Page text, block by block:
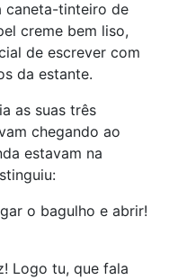
caneta-tinteiro de
creme bem liso,
de escrever com
da estante.
as suas três
chegando ao
estavam na
o bagulho e abrir!
Logo tu, que fala